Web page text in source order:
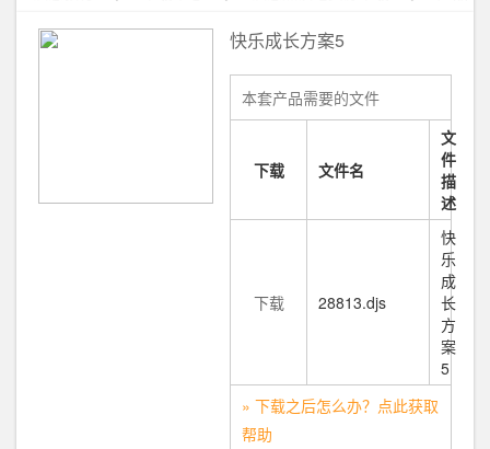
快乐成长方案5
本套产品需要的文件
下载 文件名
文
件
描
述
下载 28813.djs
快
乐
成
长
方
案
5
» 下载之后怎么办？点此获取
帮助